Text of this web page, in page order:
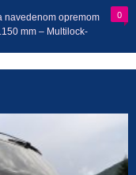
0
navedenom opremom
mm – Multilock-